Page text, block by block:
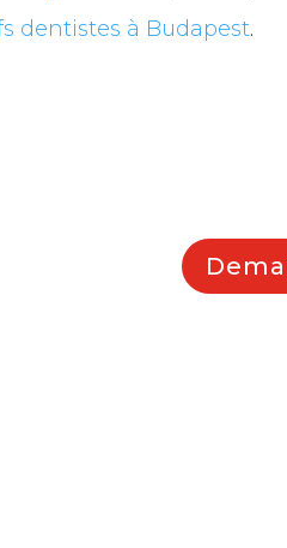
dentistes à Budapest.